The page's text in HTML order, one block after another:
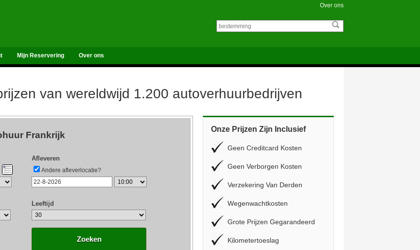
Over ons
Mijn Reservering Over ons
van wereldwijd 1.200 autoverhuurbedrijven
Frankrijk
Afleveren
Andere afleverlocatie?
Leeftijd
Zoeken
Onze Prijzen Zijn Inclusief
Geen Creditcard Kosten
Geen Verborgen Kosten
Verzekering Van Derden
Wegenwachtkosten
Grote Prijzen Gegarandeerd
Kilometertoeslag